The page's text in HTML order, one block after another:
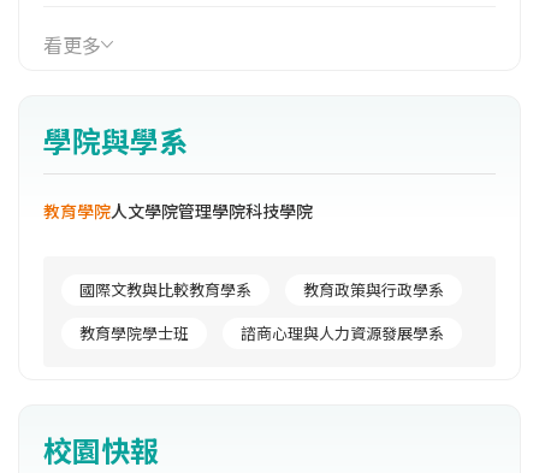
品格，並以人文關懷精神為本，開創科技新知
海」一語，意指將中華文化向南朝海外傳播，
將教化遍及世界。本校設立乃為促進國家社會
未來的發展，培養具有國際觀的高級人才，故
心懷世界、邁向國際。目前校內行政單位共有
11個處室，教學及研究單位計有人文、教育、
所。
看更多
學院與學系
教育學院人文學院管理學院科技學院
國際文教與比較教育學系
教育政策與行政學系
教育學院學士班
諮商心理與人力資源發展學系
校園快報